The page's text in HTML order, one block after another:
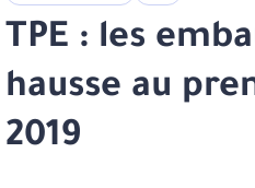
TPE : les
hausse au
2019